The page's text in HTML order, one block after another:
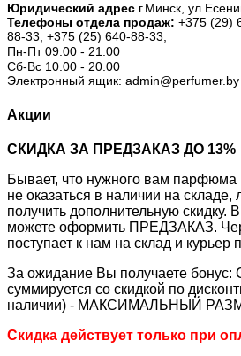
Юридический адрес г.Минск,
Телефоны отдела продаж: +375 (29)
88-33, +375 (25) 640-88-33,
Пн-Пт 09.00 - 21.00
Сб-Вс 10.00 - 20.00
Электронный ящик: admin@perfumer.by
Акции
СКИДКА ЗА ПРЕДЗАКАЗ ДО 13%
Бывает, что нужного вам
не оказаться в наличии на
получить дополнительную скидку.
можете оформить ПРЕДЗАКАЗ.
поступает к нам на склад и курьер
За ожидание Вы получаете бонус:
суммируется со скидкой по
наличии) - МАКСИМАЛЬНЫЙ
Скидка действует только при